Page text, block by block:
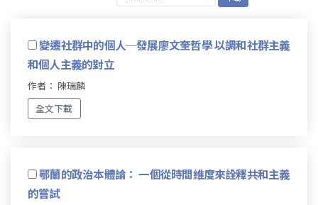
變遷社群中的個人─發展廖文奎哲學 以調和社群主義
和個人主義的對立
作者： 陳瑞麟
全文下載
鄂蘭的政治本體論： 一個從時間維度來詮釋共和主義
的嘗試